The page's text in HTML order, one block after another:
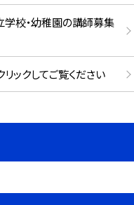
学校・幼稚園の講師募集
ックしてご覧ください